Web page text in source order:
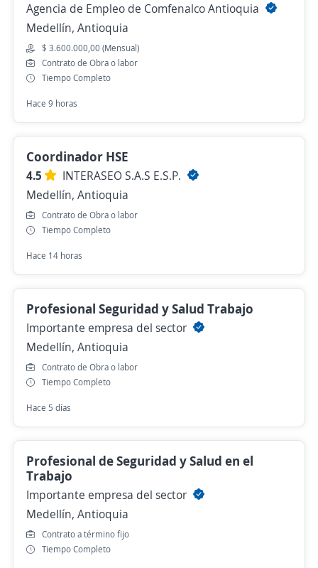
Agencia de Empleo de Comfenalco Antioquia
Medellín, Antioquia
$ 3.600.000,00 (Mensual)
Contrato de Obra o labor
Tiempo Completo
Hace 9 horas
Coordinador HSE
4.5
INTERASEO S.A.S E.S.P.
Medellín, Antioquia
Contrato de Obra o labor
Tiempo Completo
Hace 14 horas
Profesional Seguridad y Salud Trabajo
Importante empresa del sector
Medellín, Antioquia
Contrato de Obra o labor
Tiempo Completo
Hace 5 días
Profesional de Seguridad y Salud en el
Trabajo
Importante empresa del sector
Medellín, Antioquia
Contrato a término fijo
Tiempo Completo